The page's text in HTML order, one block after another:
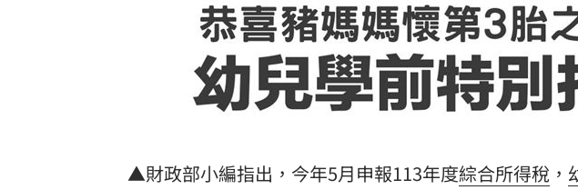
▲財政部小編指出，今年5月申報113年度綜合所得稅 ，